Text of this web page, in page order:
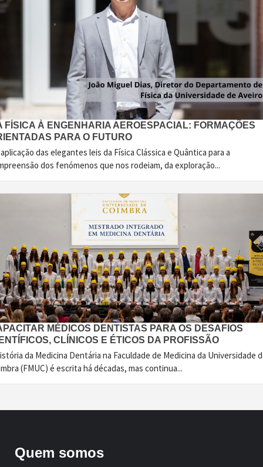
FÍSICA À ENGENHARIA AEROESPACIAL: FORMAÇÕES
PARA O FUTURO
das elegantes leis da Física Clássica e Quântica para a
dos fenómenos que nos rodeiam, da exploração...
MÉDICOS DENTISTAS PARA OS DESAFIOS
CLÍNICOS E ÉTICOS DA PROFISSÃO
da Medicina Dentária na Faculdade de Medicina da Universidade
(FMUC) é escrita há décadas, mas continua...
Quem somos